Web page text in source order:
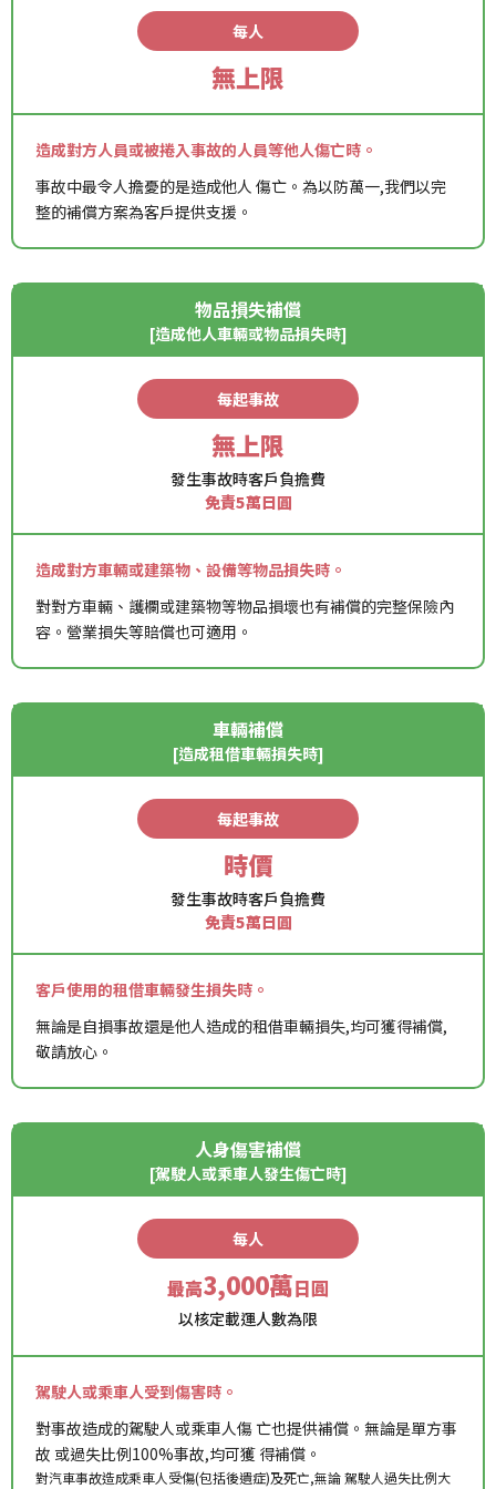
每人
無上限
造成對方人員或被捲入事故的人員等他人傷亡時。
事故中最令人擔憂的是造成他人 傷亡。為以防萬一,我們以完
整的補償方案為客戶提供支援。
物品損失補償
[造成他人車輛或物品損失時]
每起事故
無上限
發生事故時客戶負擔費
免責5萬日圓
造成對方車輛或建築物、設備等物品損失時。
對對方車輛、護欄或建築物等物品損壞也有補償的完整保險內
容。營業損失等賠償也可適用。
車輛補償
[造成租借車輛損失時]
每起事故
時價
發生事故時客戶負擔費
免責5萬日圓
客戶使用的租借車輛發生損失時。
無論是自損事故還是他人造成的租借車輛損失,均可獲得補償,
敬請放心。
人身傷害補償
[駕駛人或乘車人發生傷亡時]
每人
最高3,000萬日圓
以核定載運人數為限
駕駛人或乘車人受到傷害時。
對事故造成的駕駛人或乘車人傷 亡也提供補償。無論是單方事
故 或過失比例100%事故,均可獲 得補償。
對汽車事故造成乘車人受傷(包括後遺症)及死亡,無論 駕駛人過失比例大